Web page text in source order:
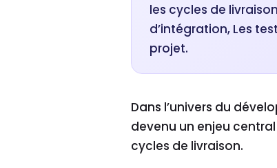
les cycles de
d’intégration, Les
projet.
Dans l’univers du
devenu un enjeu
cycles de livraison.